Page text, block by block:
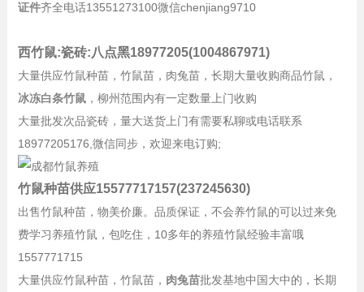
证件齐全电话13551273100微信chenjiang9710
西竹鼠:瓷砖:八点黑18977205(1004867971)
大量供应竹鼠种苗，竹鼠苗，肉兔苗，长期大量收购商品竹鼠，
冰冻白条竹鼠，柳州范围内有一定数量上门收购
大量批发次品瓷砖，量大送货上门有需要私聊或电话联系
18977205176,微信同步，欢迎来电订购;
竹鼠种苗供应15577717157(237245630)
出售竹鼠种苗，物美价廉。品质保证，不会养竹鼠的可以过来免
费学习养殖竹鼠，包吃住，10多年的养殖竹鼠经验丰富哦
1557771715
大量供应竹鼠种苗，竹鼠苗， 肉兔苗批发基地中国大中的，长期